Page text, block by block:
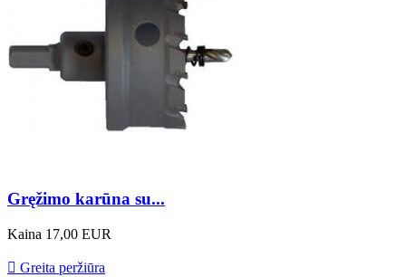
Gręžimo karūna su...
Kaina 17,00 EUR
 Greita peržiūra